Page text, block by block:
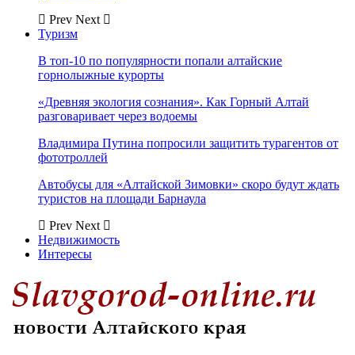
Prev Next
Туризм
В топ-10 по популярности попали алтайские
горнолыжные курорты
«Древняя экология сознания». Как Горный Алтай
разговаривает через водоемы
Владимира Путина попросили защитить турагентов от
фототроллей
Автобусы для «Алтайской Зимовки» скоро будут ждать
туристов на площади Барнаула
Prev Next
Недвижимость
Интересы